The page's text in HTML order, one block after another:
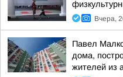
Вчера,
Павел
дома,
жителей из